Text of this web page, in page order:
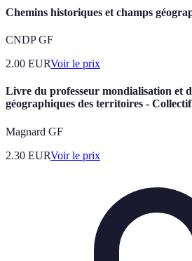
Chemins historiques et champs
CNDP GF
2.00 EURVoir le prix
Livre du professeur mondialisation et
géographiques des territoires - Collectif
Magnard GF
2.30 EURVoir le prix